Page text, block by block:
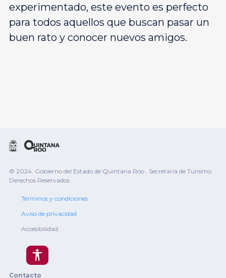
experimentado, este evento es perfecto
para todos aquellos que buscan pasar un
buen rato y conocer nuevos amigos.
© 2024. Gobierno del Estado de Quintana Roo . Secretaría de Turismo.
Derechos Reservados
Términos y condiciones
Aviso de privacidad
Accesibilidad:
Contacto